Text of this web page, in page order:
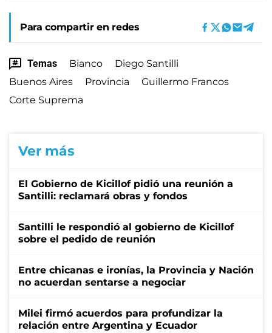
Para compartir en redes
Temas Bianco
Diego Santilli
Buenos Aires
Provincia
Guillermo Francos
Corte Suprema
Ver más
El Gobierno de Kicillof pidió una reunión a
Santilli: reclamará obras y fondos
Santilli le respondió al gobierno de Kicillof
sobre el pedido de reunión
Entre chicanas e ironías, la Provincia y Nación
no acuerdan sentarse a negociar
Milei firmó acuerdos para profundizar la
relación entre Argentina y Ecuador